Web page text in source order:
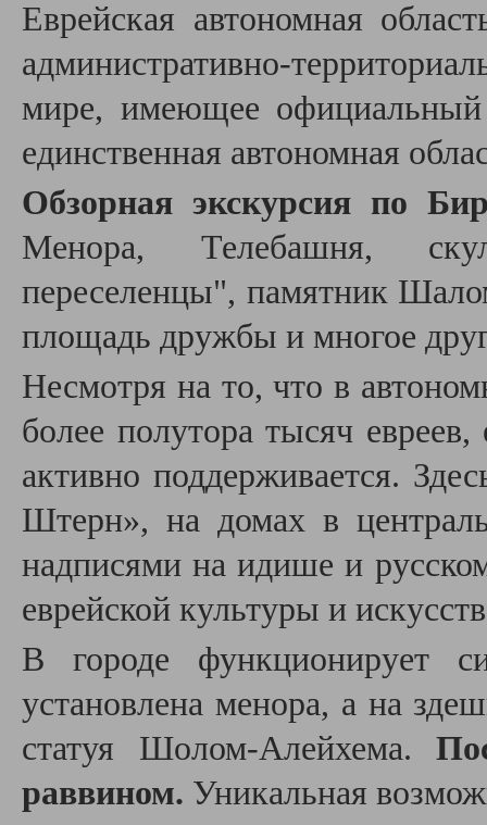
Еврейская автономная
административно-
мире, имеющее
единственная автономная
Обзорная экскурсия по
Менора, Телебашня,
переселенцы", памятник
площадь дружбы и многое
Несмотря на то, что в
более полутора тысяч
активно поддерживается.
Штерн», на домах в
надписями на идише и
еврейской культуры и
В городе функционирует
установлена менора, а на
статуя Шолом-Алейхема.
раввином. Уникальная